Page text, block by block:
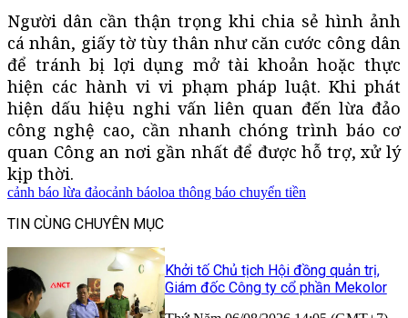
Người dân cần thận trọng khi chia sẻ hình ảnh
cá nhân, giấy tờ tùy thân như căn cước công dân
để tránh bị lợi dụng mở tài khoản hoặc thực
hiện các hành vi vi phạm pháp luật. Khi phát
hiện dấu hiệu nghi vấn liên quan đến lừa đảo
công nghệ cao, cần nhanh chóng trình báo cơ
quan Công an nơi gần nhất để được hỗ trợ, xử lý
kịp thời.
cảnh báo lừa đảocảnh báoloa thông báo chuyển tiền
TIN CÙNG CHUYÊN MỤC
Khởi tố Chủ tịch Hội đồng quản trị,
Giám đốc Công ty cổ phần Mekolor